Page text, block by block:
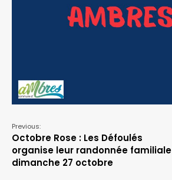
Previous:
Octobre Rose : Les Défoulés
organise leur randonnée familiale
dimanche 27 octobre